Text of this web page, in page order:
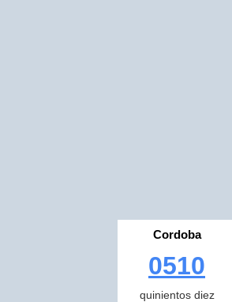
Cordoba
0510
quinientos diez